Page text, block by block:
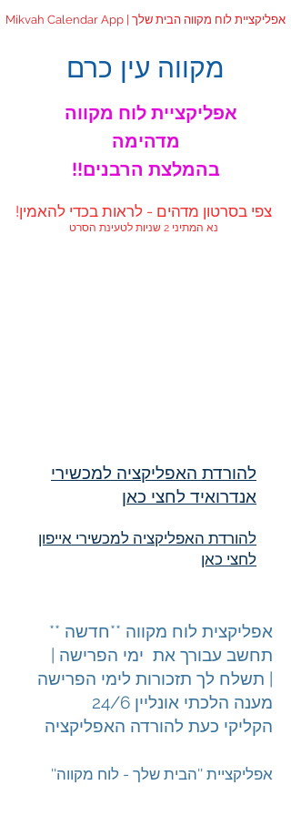
Mikvah Calendar App | אפליקציית לוח מקווה הבית שלך
מקווה עין כרם
מדהימה
!!בהמלצת הרבנים
!צפי בסרטון מדהים - לראות בכדי להאמין
נא המתיני 2 שניות לטעינת הסרט
להורדת האפליקציה למכשירי
אנדרואיד לחצי כאן
להורדת האפליקציה למכשירי אייפון
לחצי כאן
אפליקצית לוח מקווה **חדשה **
תחשב עבורך את ימי הפרישה |
תשלח לך תזכורות לימי הפרישה |
מענה הלכתי אונליין 24/6
הקליקי כעת להורדה האפליקציה
''אפליקציית ''הבית שלך - לוח מקווה